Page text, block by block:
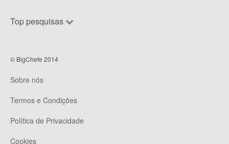
Top pesquisas
© BigChefe 2014
Sobre nós
Termos e Condições
Política de Privacidade
Cookies